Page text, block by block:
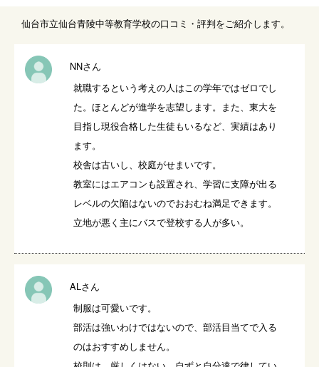
仙台市立仙台青陵中等教育学校の口コミ・評判をご紹介します。
NNさん
就職するという考えの人はこの学年ではゼロでし
た。ほとんどが進学を志望します。また、東大を
目指し現役合格した生徒もいるなど、実績はあり
ます。
校舎は古いし、校庭がせまいです。
教室にはエアコンも設置され、学習に支障が出る
レベルの欠陥はないのでおおむね満足できます。
立地が悪く主にバスで登校する人が多い。
ALさん
制服は可愛いです。
部活は強いわけではないので、部活目当てで入る
のはおすすめしません。